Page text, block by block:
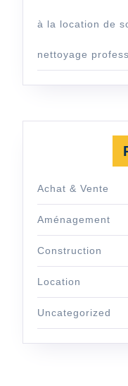
à la location de
nettoyage
Achat & Vente
Aménagement
Construction
Location
Uncategorized